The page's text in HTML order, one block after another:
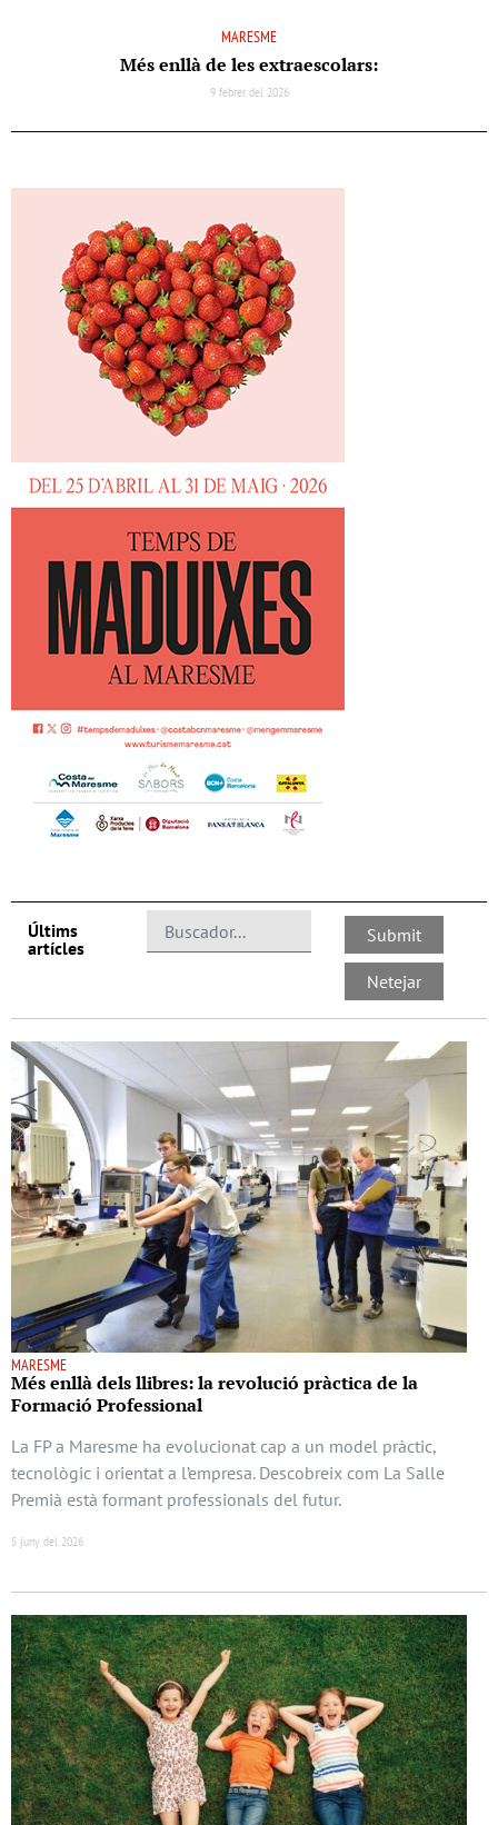
MARESME
Més enllà de les extraescolars:
9 febrer del 2026
Últims
artícles
MARESME
Més enllà dels llibres: la revolució pràctica de la
Formació Professional
La FP a Maresme ha evolucionat cap a un model pràctic,
tecnològic i orientat a l’empresa. Descobreix com La Salle
Premià està formant professionals del futur.
5 juny del 2026